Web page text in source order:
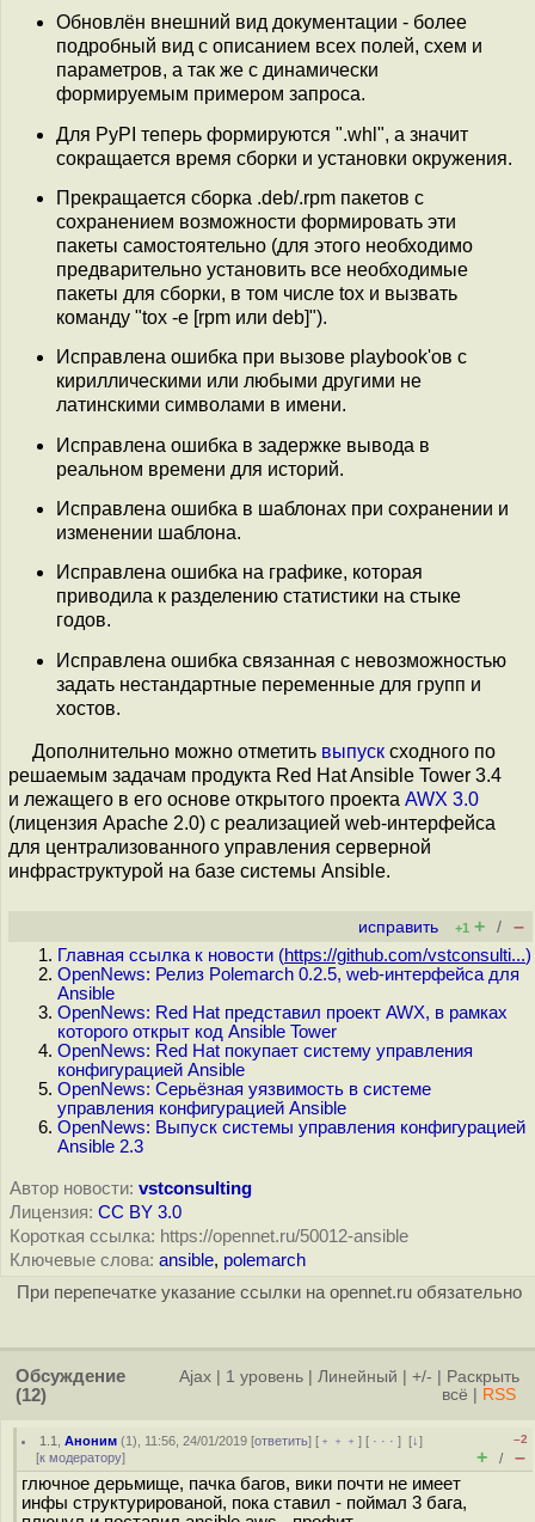
Обновлён внешний вид документации - более
подробный вид с описанием всех полей, схем и
параметров, а так же с динамически
формируемым примером запроса.
Для PyPI теперь формируются ".whl", а значит
сокращается время сборки и установки окружения.
Прекращается сборка .deb/.rpm пакетов с
сохранением возможности формировать эти
пакеты самостоятельно (для этого необходимо
предварительно установить все необходимые
пакеты для сборки, в том числе tox и вызвать
команду "tox -e [rpm или deb]").
Исправлена ошибка при вызове playbook'ов с
кириллическими или любыми другими не
латинскими символами в имени.
Исправлена ошибка в задержке вывода в
реальном времени для историй.
Исправлена ошибка в шаблонах при сохранении и
изменении шаблона.
Исправлена ошибка на графике, которая
приводила к разделению статистики на стыке
годов.
Исправлена ошибка связанная с невозможностью
задать нестандартные переменные для групп и
хостов.
Дополнительно можно отметить выпуск сходного по
решаемым задачам продукта Red Hat Ansible Tower 3.4
и лежащего в его основе открытого проекта AWX 3.0
(лицензия Apache 2.0) c реализацией web-интерфейса
для централизованного управления серверной
инфраструктурой на базе системы Ansible.
исправить +1 + / –
Главная ссылка к новости (https://github.com/vstconsulti...)
OpenNews: Релиз Polemarch 0.2.5, web-интерфейса для
Ansible
OpenNews: Red Hat представил проект AWX, в рамках
которого открыт код Ansible Tower
OpenNews: Red Hat покупает систему управления
конфигурацией Ansible
OpenNews: Серьёзная уязвимость в системе
управления конфигурацией Ansible
OpenNews: Выпуск системы управления конфигурацией
Ansible 2.3
Автор новости: vstconsulting
Лицензия: CC BY 3.0
Короткая ссылка: https://opennet.ru/50012-ansible
Ключевые слова: ansible, polemarch
При перепечатке указание ссылки на opennet.ru обязательно
Обсуждение
(12)
Ajax 1 уровень Линейный +/-
Раскрыть
всё
RSS
1.1 ,Аноним (1), 11:56, 24/01/2019 [ответить] [ ﹢﹢﹢] [ · · ·][↓]
[к модератору]
–2
+ / –
глючное дерьмище, пачка багов, вики почти не имеет
инфы структурированой, пока ставил - поймал 3 бага,